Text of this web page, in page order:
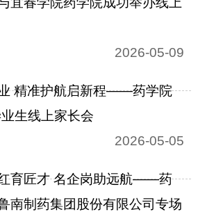
2026-05-09
精准护航启新程——药学院
生线上家长会
2026-05-05
育匠才 名企岗助远航——药
南制药集团股份有限公司专场